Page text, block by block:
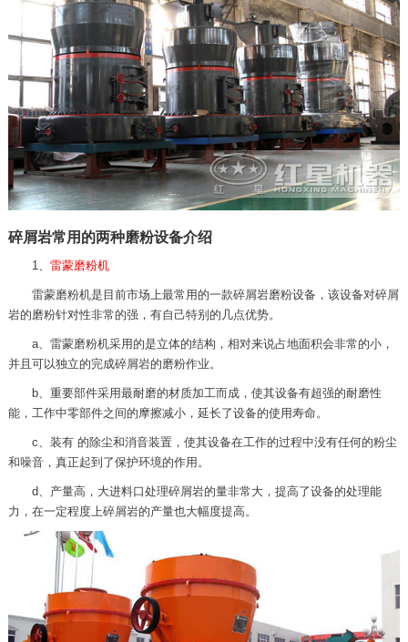
碎屑岩常用的两种磨粉设备介绍
1、 雷蒙磨粉机
雷蒙磨粉机是目前市场上最常用的一款碎屑岩磨粉设备，该设备对碎屑
岩的磨粉针对性非常的强，有自己特别的几点优势。
a、雷蒙磨粉机采用的是立体的结构，相对来说占地面积会非常的小，
并且可以独立的完成碎屑岩的磨粉作业。
b、重要部件采用最耐磨的材质加工而成，使其设备有超强的耐磨性
能，工作中零部件之间的摩擦减小，延长了设备的使用寿命。
c、装有 的除尘和消音装置，使其设备在工作的过程中没有任何的粉尘
和噪音，真正起到了保护环境的作用。
d、产量高，大进料口处理碎屑岩的量非常大，提高了设备的处理能
力，在一定程度上碎屑岩的产量也大幅度提高。